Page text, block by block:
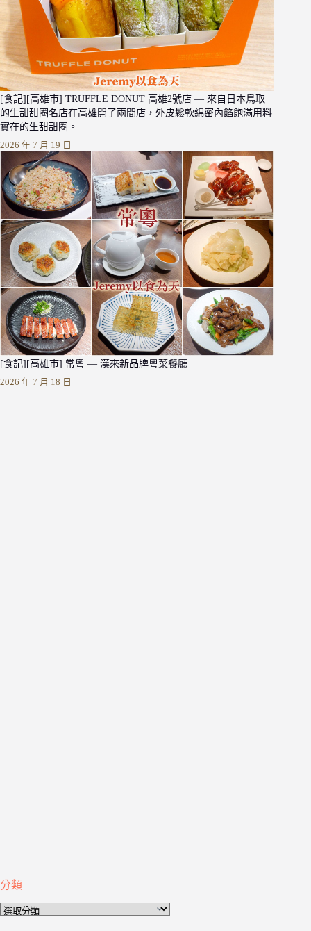
[食記][高雄市] TRUFFLE DONUT 高雄2號店 — 來自日本鳥取
的生甜甜圈名店在高雄開了兩間店，外皮鬆軟綿密內餡飽滿用料
實在的生甜甜圈。
2026 年 7 月 19 日
[食記][高雄市] 常粵 — 漢來新品牌粵菜餐廳
2026 年 7 月 18 日
分類
分